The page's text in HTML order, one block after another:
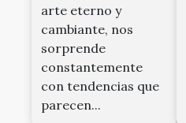
arte eterno y
cambiante, nos
sorprende
constantemente
con tendencias que
parecen...